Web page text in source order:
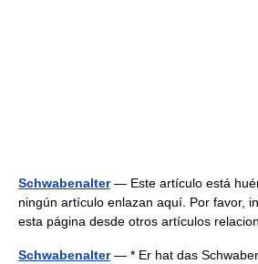
Schwabenalter— Este artículo está
ningún artículo enlazan aquí. Por favor,
esta página desde otros artículos
Schwabenalter— * Er hat das